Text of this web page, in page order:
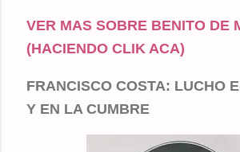
VER MAS SOBRE BENITO DE
(HACIENDO CLIK ACA)
FRANCISCO COSTA: LUCHO
Y EN LA CUMBRE